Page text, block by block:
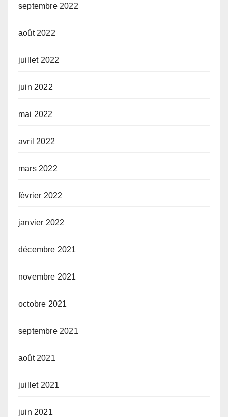
septembre 2022
août 2022
juillet 2022
juin 2022
mai 2022
avril 2022
mars 2022
février 2022
janvier 2022
décembre 2021
novembre 2021
octobre 2021
septembre 2021
août 2021
juillet 2021
juin 2021